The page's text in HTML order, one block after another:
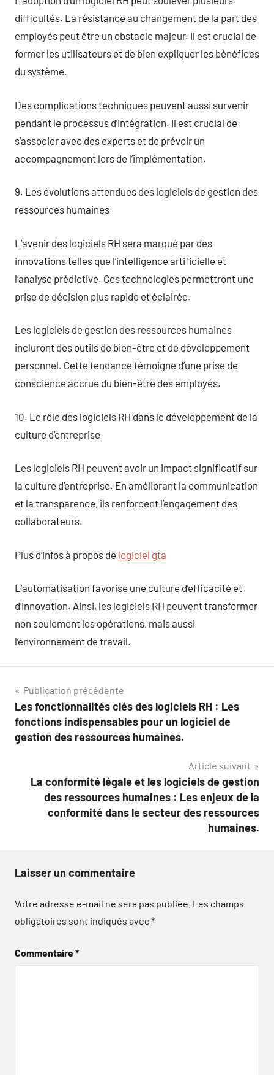
difficultés. La résistance au changement de la part des
employés peut être un obstacle majeur. Il est crucial de
former les utilisateurs et de bien expliquer les bénéfices
du système.
Des complications techniques peuvent aussi survenir
pendant le processus d’intégration. Il est crucial de
s’associer avec des experts et de prévoir un
accompagnement lors de l’implémentation.
9. Les évolutions attendues des logiciels de gestion des
ressources humaines
L’avenir des logiciels RH sera marqué par des
innovations telles que l’intelligence artificielle et
l’analyse prédictive. Ces technologies permettront une
prise de décision plus rapide et éclairée.
Les logiciels de gestion des ressources humaines
incluront des outils de bien-être et de développement
personnel. Cette tendance témoigne d’une prise de
conscience accrue du bien-être des employés.
10. Le rôle des logiciels RH dans le développement de la
culture d’entreprise
Les logiciels RH peuvent avoir un impact significatif sur
la culture d’entreprise. En améliorant la communication
et la transparence, ils renforcent l’engagement des
collaborateurs.
Plus d’infos à propos de logiciel gta
L’automatisation favorise une culture d’efficacité et
d’innovation. Ainsi, les logiciels RH peuvent transformer
non seulement les opérations, mais aussi
l’environnement de travail.
Navigation
de
l’article
Publication précédente
Les fonctionnalités clés des logiciels RH : Les
fonctions indispensables pour un logiciel de
gestion des ressources humaines.
Article suivant
La conformité légale et les logiciels de gestion
des ressources humaines : Les enjeux de la
conformité dans le secteur des ressources
humaines.
Laisser un commentaire
Votre adresse e-mail ne sera pas publiée. Les champs
obligatoires sont indiqués avec*
Commentaire*